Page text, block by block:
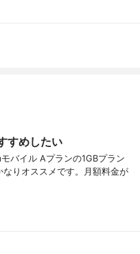
すめしたい
バイル Aプランの1GBプラン
りオススメです。月額料金が